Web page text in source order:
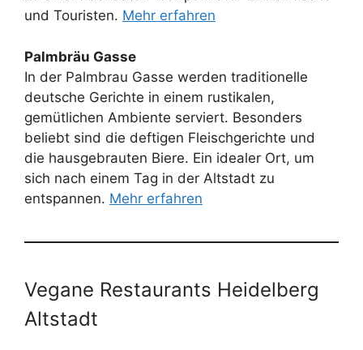
und Touristen. Mehr erfahren
Palmbräu Gasse
In der Palmbrau Gasse werden traditionelle
deutsche Gerichte in einem rustikalen,
gemütlichen Ambiente serviert. Besonders
beliebt sind die deftigen Fleischgerichte und
die hausgebrauten Biere. Ein idealer Ort, um
sich nach einem Tag in der Altstadt zu
entspannen. Mehr erfahren
Vegane Restaurants Heidelberg
Altstadt